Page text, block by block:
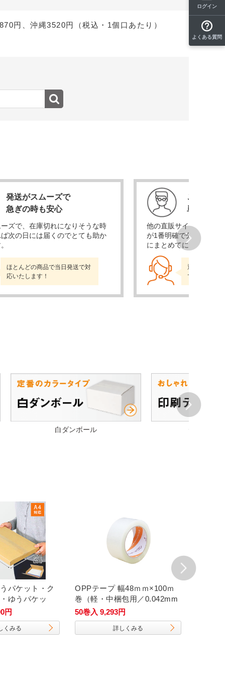
円、沖縄3520円（税込・1個口あたり）
発送がスムーズで
急ぎの時も安心
ズで、在庫切れになりそうな時
次の日には届くのでとても助か
ほとんどの商品で当日発送で対
応いたします！
ここが一
単価が安
他の直販サイトも比較
が1番明確で分かりやす
にまとめてに頼めるの
通販売上
でお届けしま
Next
白ダンボール デザイン
Next
パケット・ク
ゆうパケッ
ヤッコ型ケー
）
円
くみる
OPPテープ 幅48ｍｍ×100ｍ
巻（軽・中梱包用／0.042mm
厚）
50巻入 9,293円
詳しくみる
ログイン
よくある質問